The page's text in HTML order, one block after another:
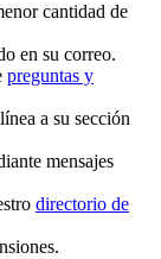
cantidad de
en su correo.
preguntas y
a su sección
mensajes
directorio de